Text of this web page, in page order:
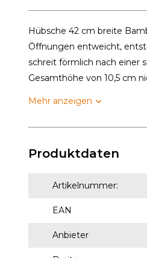
Hübsche 42 cm breite
Öffnungen entweicht,
schreit förmlich nach einer
Gesamthöhe von 10,5 cm
Mehr anzeigen
Produktdaten
Artikelnummer:
EAN
Anbieter